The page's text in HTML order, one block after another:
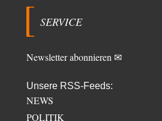
tot (Lisa…
vor 18 Stunden zu:
Dissonanzen
Kleine Korrektur: Anders als Moshe
1960er und 1970er Jahren…
Wolfgang Wirthvor 19 Stunden zu:
Entkernen, Umfunktionieren und
@Froschhaut Vielen Dank für Ihre
dass ich dass stellvertretend auch…
SERVICE
Newsletter abonnieren ✉
Unsere RSS-Feeds:
NEWS
POLITIK